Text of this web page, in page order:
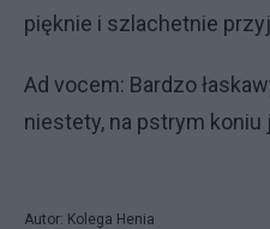
pięknie i szlachetnie
Ad vocem: Bardzo
niestety, na pstrym koniu
Autor: Kolega Henia